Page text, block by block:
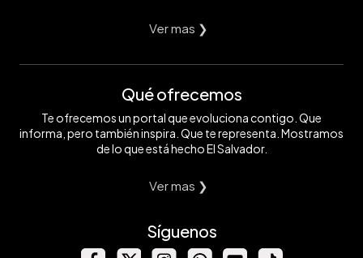
Ver mas ❯
Qué ofrecemos
Te ofrecemos un portal que evoluciona contigo. Que
informa, pero también inspira. Que te representa. Mostramos
de lo que está hecho El Salvador.
Ver mas ❯
Síguenos